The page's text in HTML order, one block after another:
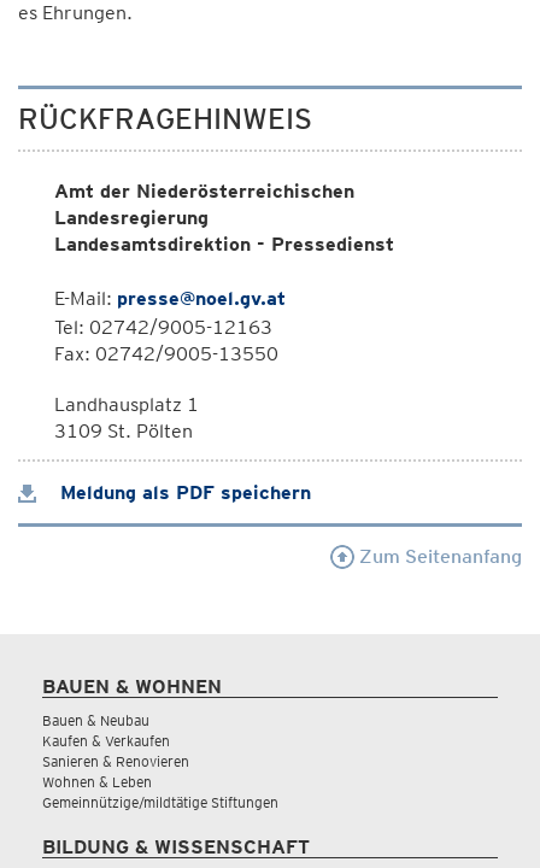
es Ehrungen.
RÜCKFRAGEHINWEIS
Amt der Niederösterreichischen
Landesregierung
Landesamtsdirektion - Pressedienst
E-Mail: presse@noel.gv.at
Tel: 02742/9005-12163
Fax: 02742/9005-13550
Landhausplatz 1
3109 St. Pölten
Meldung als PDF speichern
Zum Seitenanfang
BAUEN & WOHNEN
Bauen & Neubau
Kaufen & Verkaufen
Sanieren & Renovieren
Wohnen & Leben
Gemeinnützige/mildtätige Stiftungen
BILDUNG & WISSENSCHAFT